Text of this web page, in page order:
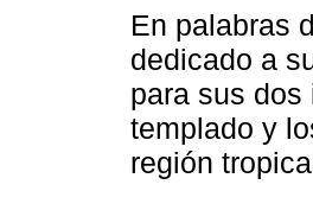
En palabras
dedicado a
para sus
templado y
región